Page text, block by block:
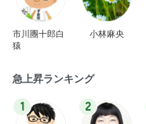
市川團十郎白
猿
小林麻央
急上昇ランキング
1 2